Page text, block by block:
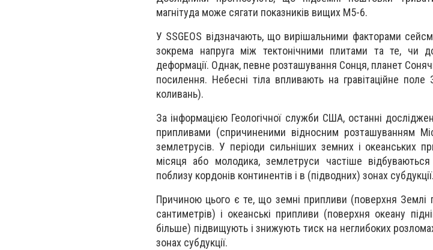
магнітуда може сягати показників вищих М5-6.
У SSGEOS відзначають, що вирішальними факторами
зокрема напруга між тектонічними плитами та те, чи
деформації. Однак, певне розташування Сонця, планет
посилення. Небесні тіла впливають на гравітаційне
коливань).
За інформацією Геологічної служби США, останні
припливами (спричиненими відносним розташуванням
землетрусів. У періоди сильніших земних і океанських
місяця або молодика, землетруси частіше
поблизу кордонів континентів і в (підводних) зонах субдукції.
Причиною цього є те, що земні припливи (поверхня Землі
сантиметрів) і океанські припливи (поверхня океану
більше) підвищують і знижують тиск на неглибоких
зонах субдукції.